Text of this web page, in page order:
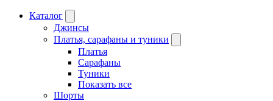
Каталог
Джинсы
Платья, сарафаны и туники
Платья
Сарафаны
Туники
Показать все
Шорты